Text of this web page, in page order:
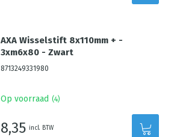
AXA Wisselstift 8x110mm + -
3xm6x80 - Zwart
8713249331980
Op voorraad (4)
8,35 incl. BTW